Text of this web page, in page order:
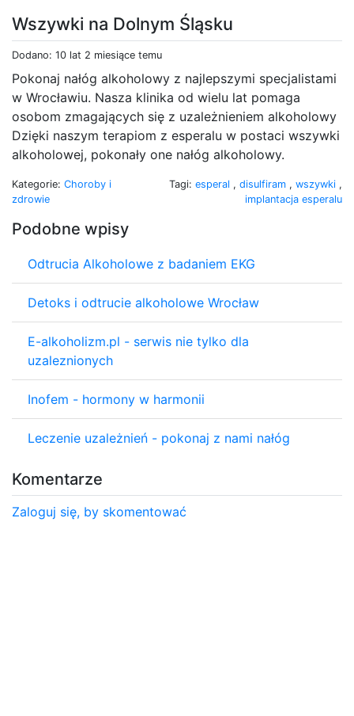
Wszywki na Dolnym Śląsku
Dodano: 10 lat 2 miesiące temu
Pokonaj nałóg alkoholowy z najlepszymi specjalistami
w Wrocławiu. Nasza klinika od wielu lat pomaga
osobom zmagających się z uzależnieniem alkoholowy
Dzięki naszym terapiom z esperalu w postaci wszywki
alkoholowej, pokonały one nałóg alkoholowy.
Kategorie: Choroby i
zdrowie
Tagi: esperal , disulfiram , wszywki ,
implantacja esperalu
Podobne wpisy
Odtrucia Alkoholowe z badaniem EKG
Detoks i odtrucie alkoholowe Wrocław
E-alkoholizm.pl - serwis nie tylko dla
uzaleznionych
Inofem - hormony w harmonii
Leczenie uzależnień - pokonaj z nami nałóg
Komentarze
Zaloguj się, by skomentować